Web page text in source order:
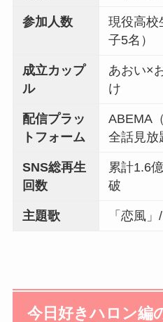
参加人数
現役高校
子5名）
成立カップ
ル
あおい×
け
配信プラッ
トフォーム
ABEMA
全話見放
SNS総再生
回数
累計1.6
破
主題歌 「恋風
今日好きハロン編